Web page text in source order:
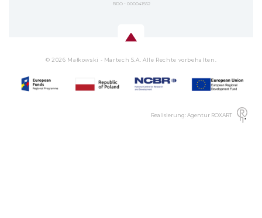
BDO - 000041562
© 2026 Małkowski - Martech S.A. Alle Rechte vorbehalten.
Realisierung: Agentur ROXART